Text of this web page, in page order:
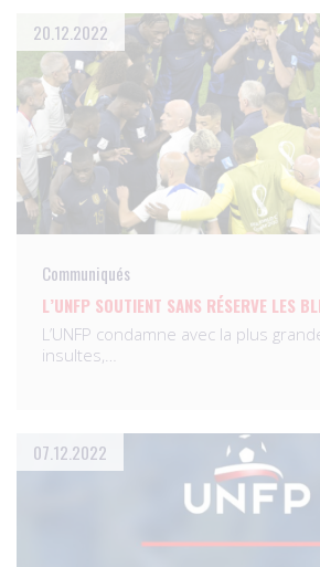
20.12.2022
Communiqués
L’UNFP SOUTIENT SANS RÉSERVE LES
L’UNFP condamne avec la plus
insultes,…
07.12.2022